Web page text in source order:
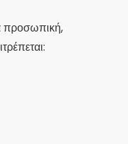
προσωπική,